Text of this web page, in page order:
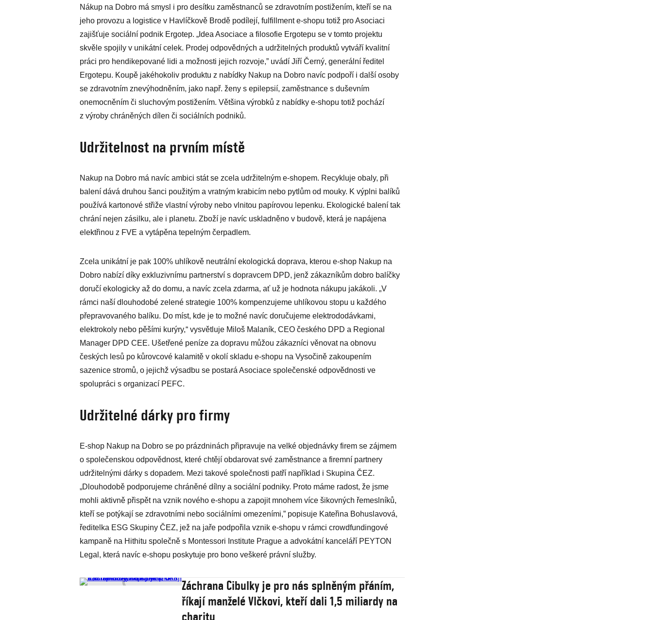
Nákup na Dobro má smysl i pro desítku zaměstnanců se zdravotním postižením, kteří se na
jeho provozu a logistice v Havlíčkově Brodě podílejí, fulfillment e-shopu totiž pro Asociaci
zajišťuje sociální podnik Ergotep. „Idea Asociace a filosofie Ergotepu se v tomto projektu
skvěle spojily v unikátní celek. Prodej odpovědných a udržitelných produktů vytváří kvalitní
práci pro hendikepované lidi a možnosti jejich rozvoje,” uvádí Jiří Černý, generální ředitel
Ergotepu. Koupě jakéhokoliv produktu z nabídky Nakup na Dobro navíc podpoří i další osoby
se zdravotním znevýhodněním, jako např. ženy s epilepsií, zaměstnance s duševním
onemocněním či sluchovým postižením. Většina výrobků z nabídky e-shopu totiž pochází
z výroby chráněných dílen či sociálních podniků.
Udržitelnost na prvním místě
Nakup na Dobro má navíc ambici stát se zcela udržitelným e-shopem. Recykluje obaly, při
balení dává druhou šanci použitým a vratným krabicím nebo pytlům od mouky. K výplni balíků
používá kartonové střiže vlastní výroby nebo vlnitou papírovou lepenku. Ekologické balení tak
chrání nejen zásilku, ale i planetu. Zboží je navíc uskladněno v budově, která je napájena
elektřinou z FVE a vytápěna tepelným čerpadlem.
Zcela unikátní je pak 100% uhlíkově neutrální ekologická doprava, kterou e-shop Nakup na
Dobro nabízí díky exkluzivnímu partnerství s dopravcem DPD, jenž zákazníkům dobro balíčky
doručí ekologicky až do domu, a navíc zcela zdarma, ať už je hodnota nákupu jakákoli. „V
rámci naší dlouhodobé zelené strategie 100% kompenzujeme uhlíkovou stopu u každého
přepravovaného balíku. Do míst, kde je to možné navíc doručujeme elektrododávkami,
elektrokoly nebo pěšími kurýry,“ vysvětluje Miloš Malaník, CEO českého DPD a Regional
Manager DPD CEE. Ušetřené peníze za dopravu můžou zákazníci věnovat na obnovu
českých lesů po kůrovcové kalamitě v okolí skladu e-shopu na Vysočině zakoupením
sazenice stromů, o jejichž výsadbu se postará Asociace společenské odpovědnosti ve
spolupráci s organizací PEFC.
Udržitelné dárky pro firmy
E-shop Nakup na Dobro se po prázdninách připravuje na velké objednávky firem se zájmem
o společenskou odpovědnost, které chtějí obdarovat své zaměstnance a firemní partnery
udržitelnými dárky s dopadem. Mezi takové společnosti patří například i Skupina ČEZ.
„Dlouhodobě podporujeme chráněné dílny a sociální podniky. Proto máme radost, že jsme
mohli aktivně přispět na vznik nového e-shopu a zapojit mnohem více šikovných řemeslníků,
kteří se potýkají se zdravotními nebo sociálními omezeními,” popisuje Kateřina Bohuslavová,
ředitelka ESG Skupiny ČEZ, jež na jaře podpořila vznik e-shopu v rámci crowdfundingové
kampaně na Hithitu společně s Montessori Institute Prague a advokátní kanceláří PEYTON
Legal, která navíc e-shopu poskytuje pro bono veškeré právní služby.
Záchrana Cibulky je pro nás splněným přáním,
říkají manželé Vlčkovi, kteří dali 1,5 miliardy na
charitu